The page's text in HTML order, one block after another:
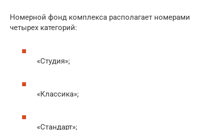
Номерной фонд комплекса располагает номерами
четырех категорий:
«Студия»;
«Классика»;
«Стандарт»;